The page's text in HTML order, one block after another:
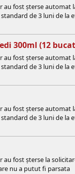
fost șterse
de 3 luni de
300ml (12
fost șterse
de 3 luni de
fost șterse
de 3 luni de
fost șterse la
nu a putut fi parsata